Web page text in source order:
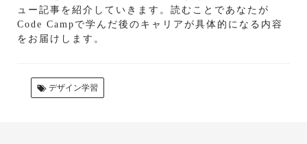
ュー記事を紹介していきます。読むことであなたが
Code Campで学んだ後のキャリアが具体的になる内容
をお届けします。
デザイン学習